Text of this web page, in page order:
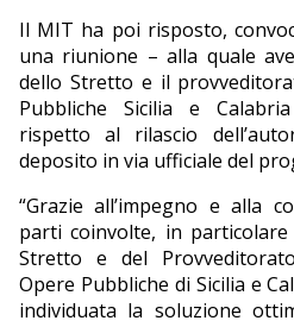
Il MIT ha poi risposto,
una riunione – alla quale
dello Stretto e il
Pubbliche Sicilia e
rispetto al rilascio
deposito in via ufficiale del
“Grazie all’impegno e alla
parti coinvolte, in particolare
Stretto e del
Opere Pubbliche di Sicilia e
individuata la soluzione